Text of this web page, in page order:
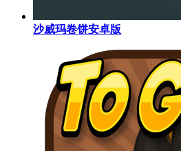
沙威玛卷饼安卓版